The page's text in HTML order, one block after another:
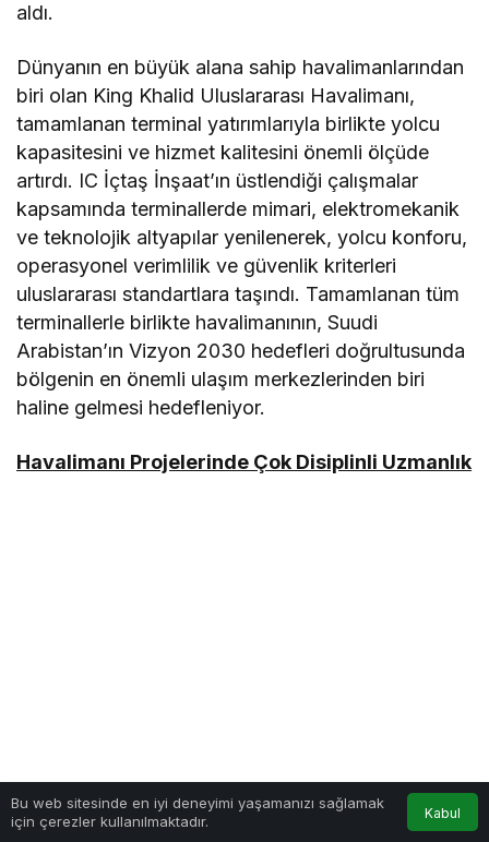
aldı.
Dünyanın en büyük alana sahip havalimanlarından
biri olan King Khalid Uluslararası Havalimanı,
tamamlanan terminal yatırımlarıyla birlikte yolcu
kapasitesini ve hizmet kalitesini önemli ölçüde
artırdı. IC İçtaş İnşaat’ın üstlendiği çalışmalar
kapsamında terminallerde mimari, elektromekanik
ve teknolojik altyapılar yenilenerek, yolcu konforu,
operasyonel verimlilik ve güvenlik kriterleri
uluslararası standartlara taşındı. Tamamlanan tüm
terminallerle birlikte havalimanının, Suudi
Arabistan’ın Vizyon 2030 hedefleri doğrultusunda
bölgenin en önemli ulaşım merkezlerinden biri
haline gelmesi hedefleniyor.
Havalimanı Projelerinde Çok Disiplinli Uzmanlık
Bu web sitesinde en iyi deneyimi yaşamanızı sağlamak
için çerezler kullanılmaktadır.
Kabul